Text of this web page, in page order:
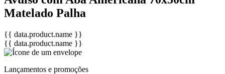
Matelado Palha
{{ data.product.name }}
{{ data.product.name }}
Lançamentos e promoções